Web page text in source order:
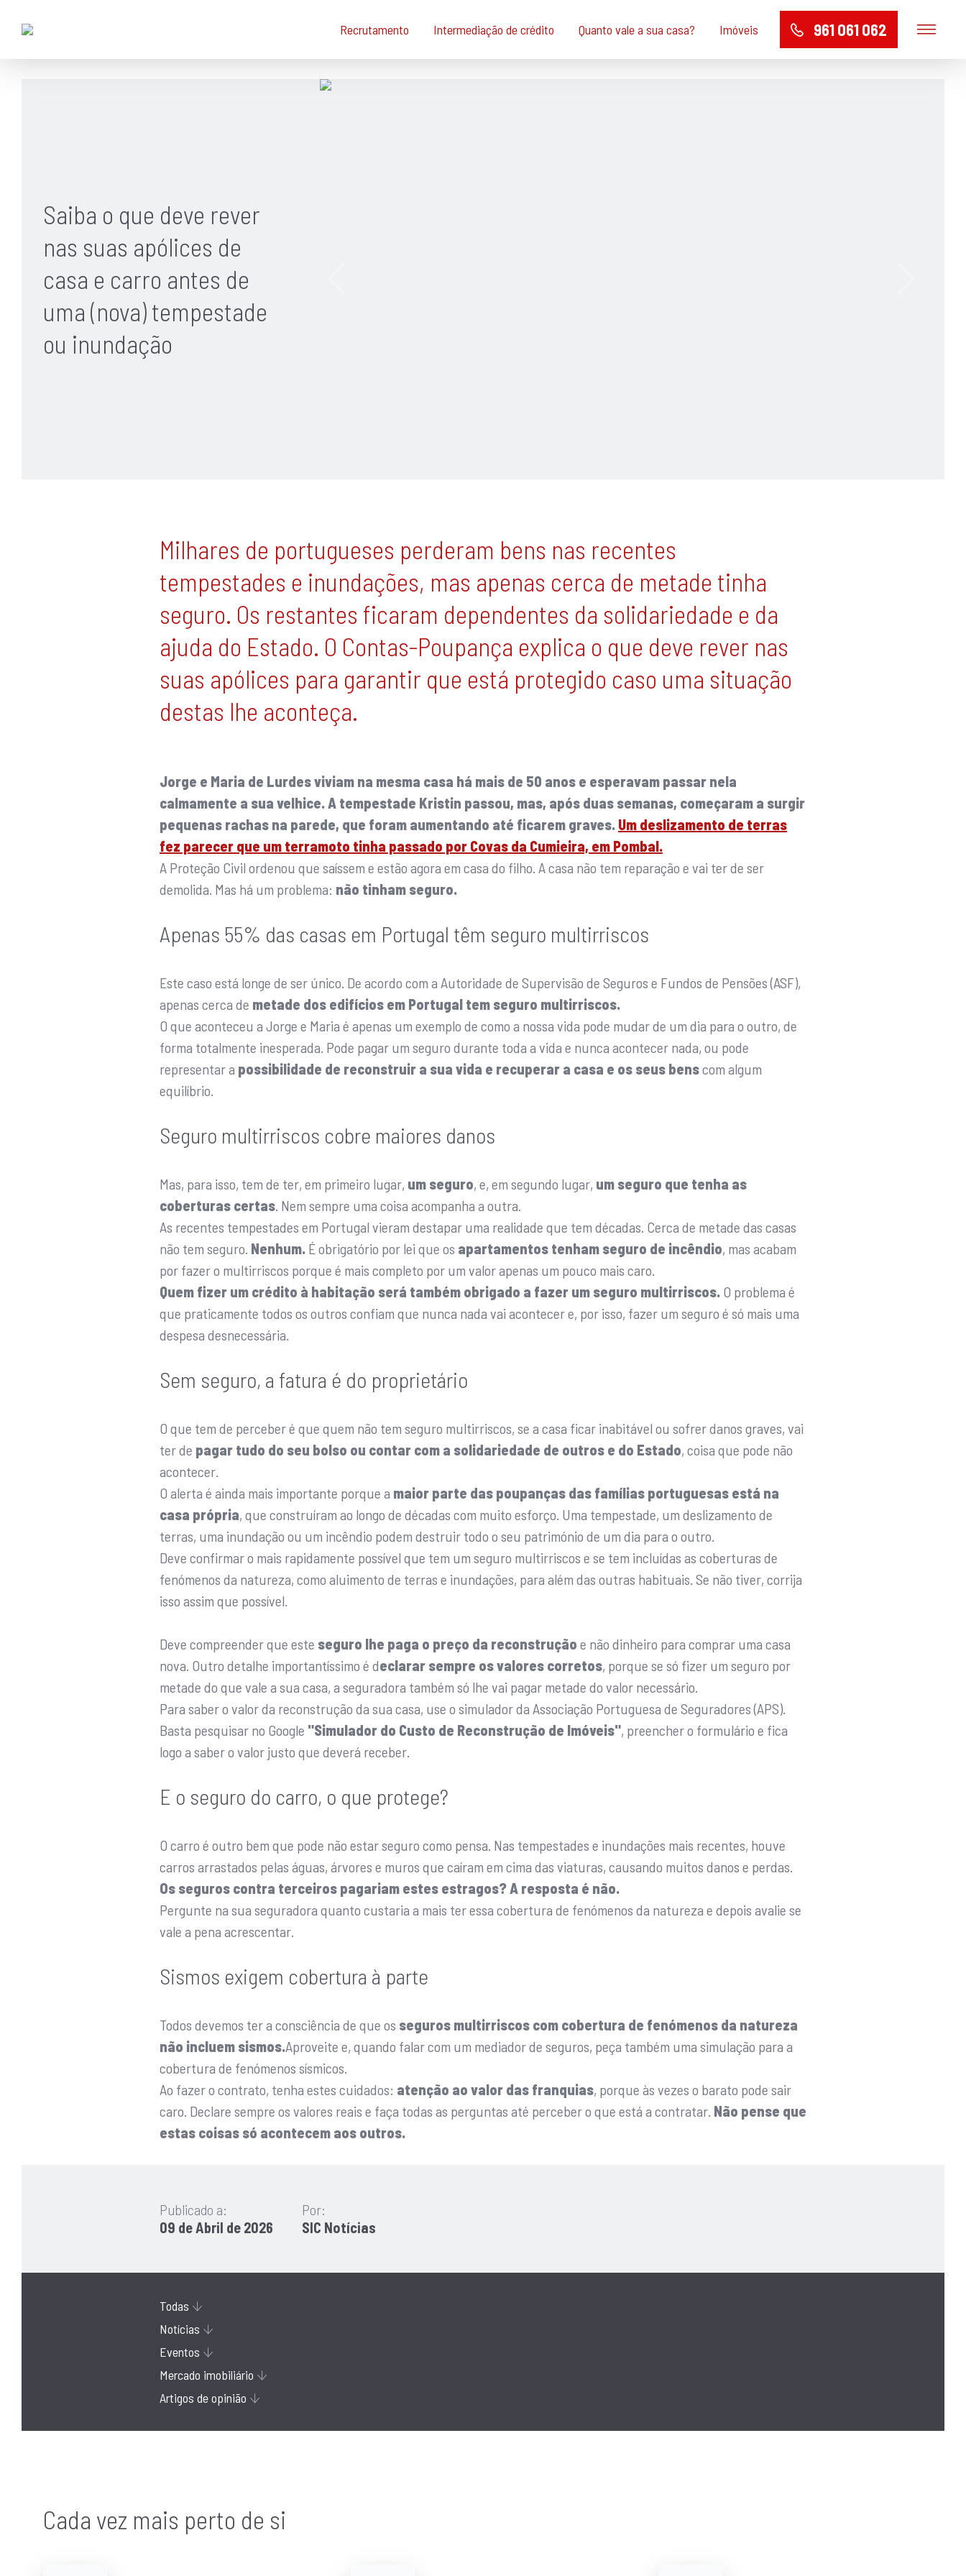
Recrutamento Intermediação de crédito Quanto vale a sua casa? Imóveis 961 061 062
Saiba o que deve rever
nas suas apólices de
casa e carro antes de
uma (nova) tempestade
ou inundação
Milhares de portugueses perderam bens nas recentes
tempestades e inundações, mas apenas cerca de metade tinha
seguro. Os restantes ficaram dependentes da solidariedade e da
ajuda do Estado. O Contas-Poupança explica o que deve rever nas
suas apólices para garantir que está protegido caso uma situação
destas lhe aconteça.
Jorge e Maria de Lurdes viviam na mesma casa há mais de 50 anos e esperavam passar nela
calmamente a sua velhice. A tempestade Kristin passou, mas, após duas semanas, começaram a surgir
pequenas rachas na parede, que foram aumentando até ficarem graves. Um deslizamento de terras
fez parecer que um terramoto tinha passado por Covas da Cumieira, em Pombal.
A Proteção Civil ordenou que saíssem e estão agora em casa do filho. A casa não tem reparação e vai ter de ser
demolida. Mas há um problema: não tinham seguro.
Apenas 55% das casas em Portugal têm seguro multirriscos
Este caso está longe de ser único. De acordo com a Autoridade de Supervisão de Seguros e Fundos de Pensões (ASF),
apenas cerca de metade dos edifícios em Portugal tem seguro multirriscos.
O que aconteceu a Jorge e Maria é apenas um exemplo de como a nossa vida pode mudar de um dia para o outro, de
forma totalmente inesperada. Pode pagar um seguro durante toda a vida e nunca acontecer nada, ou pode
representar a possibilidade de reconstruir a sua vida e recuperar a casa e os seus benscom algum
equilíbrio.
Seguro multirriscos cobre maiores danos
Mas, para isso, tem de ter, em primeiro lugar, um seguro, e, em segundo lugar, um seguro que tenha as
coberturas certas . Nem sempre uma coisa acompanha a outra.
As recentes tempestades em Portugal vieram destapar uma realidade que tem décadas. Cerca de metade das casas
não tem seguro. Nenhum. É obrigatório por lei que os apartamentos tenham seguro de incêndio, mas acabam
por fazer o multirriscos porque é mais completo por um valor apenas um pouco mais caro.
Quem fizer um crédito à habitação será também obrigado a fazer um seguro multirriscos. O problema é
que praticamente todos os outros confiam que nunca nada vai acontecer e, por isso, fazer um seguro é só mais uma
despesa desnecessária.
Sem seguro, a fatura é do proprietário
O que tem de perceber é que quem não tem seguro multirriscos, se a casa ficar inabitável ou sofrer danos graves, vai
ter de pagar tudo do seu bolso ou contar com a solidariedade de outros e do Estado, coisa que pode não
acontecer.
O alerta é ainda mais importante porque a maior parte das poupanças das famílias portuguesas está na
casa própria, que construíram ao longo de décadas com muito esforço. Uma tempestade, um deslizamento de
terras, uma inundação ou um incêndio podem destruir todo o seu património de um dia para o outro.
Deve confirmar o mais rapidamente possível que tem um seguro multirriscos e se tem incluídas as coberturas de
fenómenos da natureza, como aluimento de terras e inundações, para além das outras habituais. Se não tiver, corrija
isso assim que possível.
Deve compreender que este seguro lhe paga o preço da reconstrução e não dinheiro para comprar uma casa
nova. Outro detalhe importantíssimo é declarar sempre os valores corretos, porque se só fizer um seguro por
metade do que vale a sua casa, a seguradora também só lhe vai pagar metade do valor necessário.
Para saber o valor da reconstrução da sua casa, use o simulador da Associação Portuguesa de Seguradores (APS).
Basta pesquisar no Google "Simulador do Custo de Reconstrução de Imóveis", preencher o formulário e fica
logo a saber o valor justo que deverá receber.
E o seguro do carro, o que protege?
O carro é outro bem que pode não estar seguro como pensa. Nas tempestades e inundações mais recentes, houve
carros arrastados pelas águas, árvores e muros que caíram em cima das viaturas, causando muitos danos e perdas.
Os seguros contra terceiros pagariam estes estragos? A resposta é não.
Pergunte na sua seguradora quanto custaria a mais ter essa cobertura de fenómenos da natureza e depois avalie se
vale a pena acrescentar.
Sismos exigem cobertura à parte
Todos devemos ter a consciência de que os seguros multirriscos com cobertura de fenómenos da natureza
não incluem sismos.Aproveite e, quando falar com um mediador de seguros, peça também uma simulação para a
cobertura de fenómenos sísmicos.
Ao fazer o contrato, tenha estes cuidados: atenção ao valor das franquias, porque às vezes o barato pode sair
caro. Declare sempre os valores reais e faça todas as perguntas até perceber o que está a contratar. Não pense que
estas coisas só acontecem aos outros.
Publicado a:
09 de Abril de 2026
Por:
SIC Notícias
Todas
Notícias
Eventos
Mercado imobiliário
Artigos de opinião
Cada vez mais perto de si